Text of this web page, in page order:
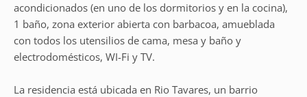
acondicionados (en uno de los dormitorios y en la cocina),
1 baño, zona exterior abierta con barbacoa, amueblada
con todos los utensilios de cama, mesa y baño y
electrodomésticos, WI-Fi y TV.
La residencia está ubicada en Rio Tavares, un barrio